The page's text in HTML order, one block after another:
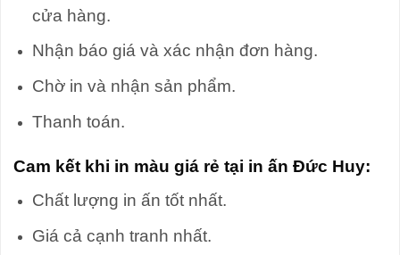
cửa hàng.
Nhận báo giá và xác nhận đơn hàng.
Chờ in và nhận sản phẩm.
Thanh toán.
Cam kết khi in màu giá rẻ tại in ấn Đức Huy:
Chất lượng in ấn tốt nhất.
Giá cả cạnh tranh nhất.